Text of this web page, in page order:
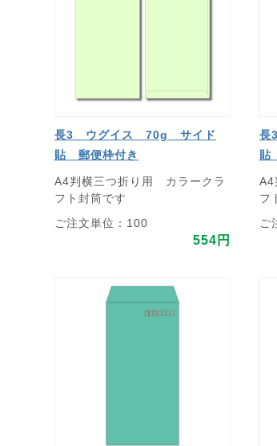
長3 ウグイス 70g サイド
貼 郵便枠付き
A4判横三つ折り用 カラークラ
フト封筒です
ご注文単位：100
554円
長
貼
A4
フ
ご